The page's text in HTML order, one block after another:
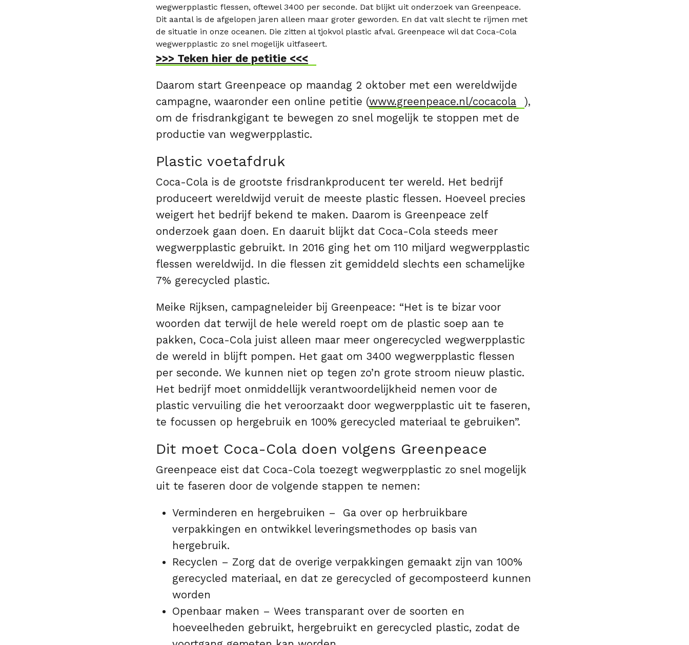
wegwerpplastic flessen, oftewel 3400 per seconde. Dat blijkt uit onderzoek van Greenpeace.
Dit aantal is de afgelopen jaren alleen maar groter geworden. En dat valt slecht te rijmen met
de situatie in onze oceanen. Die zitten al tjokvol plastic afval. Greenpeace wil dat Coca-Cola
wegwerpplastic zo snel mogelijk uitfaseert.
>>> Teken hier de petitie <<<
Daarom start Greenpeace op maandag 2 oktober met een wereldwijde
campagne, waaronder een online petitie (www.greenpeace.nl/cocacola
),
om de frisdrankgigant te bewegen zo snel mogelijk te stoppen met de
productie van wegwerpplastic.
Plastic voetafdruk
Coca-Cola is de grootste frisdrankproducent ter wereld. Het bedrijf
produceert wereldwijd veruit de meeste plastic flessen. Hoeveel precies
weigert het bedrijf bekend te maken. Daarom is Greenpeace zelf
onderzoek gaan doen. En daaruit blijkt dat Coca-Cola steeds meer
wegwerpplastic gebruikt. In 2016 ging het om 110 miljard wegwerpplastic
flessen wereldwijd. In die flessen zit gemiddeld slechts een schamelijke
7% gerecycled plastic.
Meike Rijksen, campagneleider bij Greenpeace: “Het is te bizar voor
woorden dat terwijl de hele wereld roept om de plastic soep aan te
pakken, Coca-Cola juist alleen maar meer ongerecycled wegwerpplastic
de wereld in blijft pompen. Het gaat om 3400 wegwerpplastic flessen
per seconde. We kunnen niet op tegen zo’n grote stroom nieuw plastic.
Het bedrijf moet onmiddellijk verantwoordelijkheid nemen voor de
plastic vervuiling die het veroorzaakt door wegwerpplastic uit te faseren,
te focussen op hergebruik en 100% gerecycled materiaal te gebruiken”.
Dit moet Coca-Cola doen volgens Greenpeace
Greenpeace eist dat Coca-Cola toezegt wegwerpplastic zo snel mogelijk
uit te faseren door de volgende stappen te nemen:
Verminderen en hergebruiken – Ga over op herbruikbare
verpakkingen en ontwikkel leveringsmethodes op basis van
hergebruik.
Recyclen – Zorg dat de overige verpakkingen gemaakt zijn van 100%
gerecycled materiaal, en dat ze gerecycled of gecomposteerd kunnen
worden
Openbaar maken – Wees transparant over de soorten en
hoeveelheden gebruikt, hergebruikt en gerecycled plastic, zodat de